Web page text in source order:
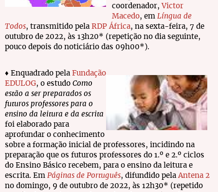
coordenador, Victor
Macedo, em Língua de
Todos, transmitido pela RDP África, na sexta-feira, 7 de
outubro de 2022, às 13h20* (repetição no dia seguinte,
pouco depois do noticiário das 09h00*).
♦ Enquadrado pela Fundação
EDULOG, o estudo Como
estão a ser preparados os
futuros professores para o
ensino da leitura e da escrita
foi elaborado para
aprofundar o conhecimento
sobre a formação inicial de professores, incidindo na
preparação que os futuros professores do 1.º e 2.º ciclos
do Ensino Básico recebem, para o ensino da leitura e
escrita. Em Páginas de Português, difundido pelaAntena 2
no domingo, 9 de outubro de 2022, às 12h30* (repetido